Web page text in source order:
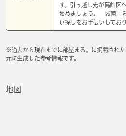
す。引っ越し先が葛飾区
始めましょう。 城南コ
い探しをお手伝いしており
※過去から現在までに部屋まる。に掲載され
元に生成した参考情報です。
地図